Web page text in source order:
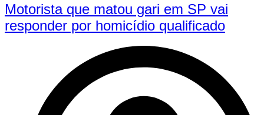
Motorista que matou gari em SP vai
responder por homicídio qualificado